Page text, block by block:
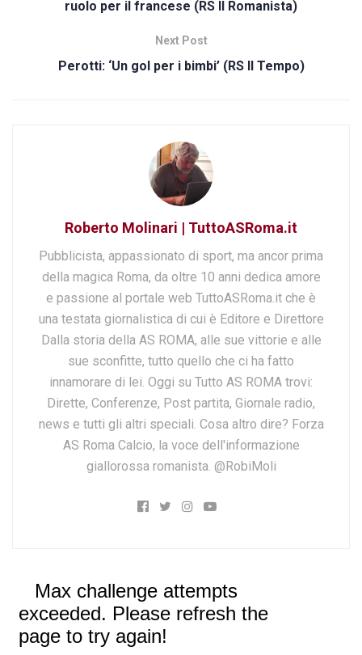
ruolo per il francese (RS Il Romanista)
Next Post
Perotti: ‘Un gol per i bimbi’ (RS Il Tempo)
Roberto Molinari | TuttoASRoma.it
Pubblicista, appassionato di sport, ma ancor prima
della magica Roma, da oltre 10 anni dedica amore
e passione al portale web TuttoASRoma.it che è
una testata giornalistica di cui è Editore e Direttore
Dalla storia della AS ROMA, alle sue vittorie e alle
sue sconfitte, tutto quello che ci ha fatto
innamorare di lei. Oggi su Tutto AS ROMA trovi:
Dirette, Conferenze, Post partita, Giornale radio,
news e tutti gli altri speciali. Cosa altro dire? Forza
AS Roma Calcio, la voce dell'informazione
giallorossa romanista. @RobiMoli